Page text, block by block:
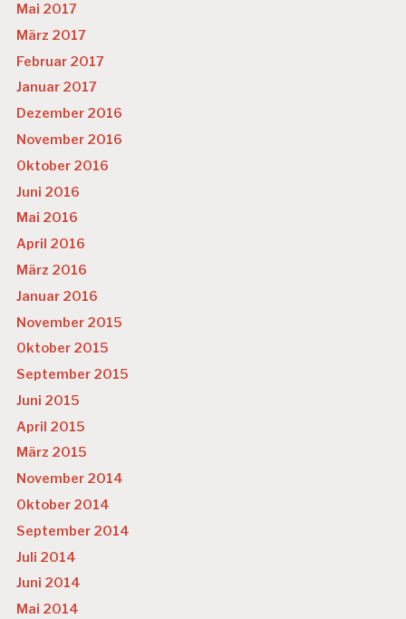
S
K
L
T
R
W
IF
Mai 2017
März 2017
Februar 2017
Januar 2017
Dezember 2016
November 2016
Oktober 2016
Juni 2016
Mai 2016
April 2016
März 2016
Januar 2016
November 2015
Oktober 2015
September 2015
Juni 2015
April 2015
März 2015
November 2014
Oktober 2014
September 2014
Juli 2014
Juni 2014
Mai 2014